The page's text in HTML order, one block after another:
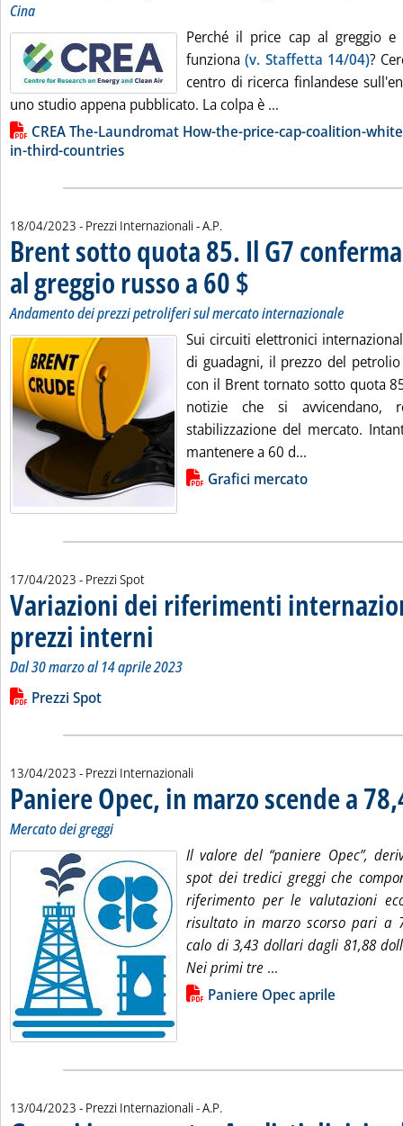
Cina
Perché il price cap al greggio
funziona(v. Staffetta 14/04)?
centro di ricerca finlandese
uno studio appena pubblicato. La colpa è ...
Lista allegati PDF alla notizia
CREA The-Laundromat How-the-price-cap-coalition-
in-third-countries
18/04/2023 - Prezzi Internazionali -di:
A.P.
Brent sotto quota 85. Il G7
al greggio russo a 60 $
Andamento dei prezzi petroliferi sul mercato internazionale
Sui circuiti elettronici
di guadagni, il prezzo del
con il Brent tornato sotto quota
notizie che si avvicendano,
stabilizzazione del mercato.
mantenere a 60 d...
Lista allegati PDF alla notiziaGrafici mercato
17/04/2023 - Prezzi Spot
Variazioni dei riferimenti
prezzi interni
Dal 30 marzo al 14 aprile 2023
Leggi tutta la notizia: 'Variazioni dei riferimenti
Lista allegati PDF alla notizia
Prezzi Spot
13/04/2023 - Prezzi Internazionali
Paniere Opec, in marzo scende a
Mercato dei greggi
Il valore del “paniere Opec”,
spot dei tredici greggi che
riferimento per le valutazioni
risultato in marzo scorso pari a
calo di 3,43 dollari dagli 81,88
Nei primi tre ...
Lista allegati PDF alla notiziaPaniere Opec aprile
13/04/2023 - Prezzi Internazionali -di:
A.P.